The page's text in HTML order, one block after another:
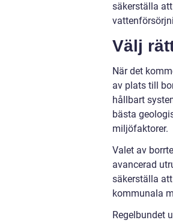
säkerställa
Välj
När det
av plats till
hållbart
bästa
miljöfaktorer.
Valet av
avancerad
säkerställa
kommunala
Regelbundet